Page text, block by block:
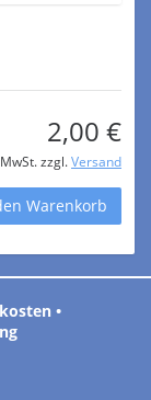
2,00 €
zzgl. Versand
Warenkorb
•